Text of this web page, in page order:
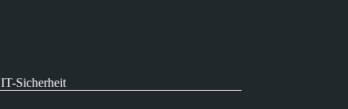
IT-Sicherheit